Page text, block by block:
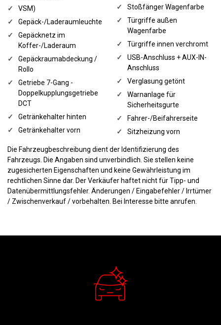
✓
VSM)
✓
Gepäck-/Laderaumleuchte
✓
Gepäcknetz im
Koffer-/Laderaum
✓
Gepäckraumabdeckung /
Rollo
✓
Getriebe 7-Gang -
Doppelkupplungsgetriebe
DCT
✓
Getränkehalter hinten
✓
Getränkehalter vorn
✓
Stoßfänger Wagenfarbe
✓
Türgriffe außen
Wagenfarbe
✓
Türgriffe innen verchromt
✓
USB-Anschluss + AUX-IN-
Anschluss
✓
Verglasung getönt
✓
Warnanlage für
Sicherheitsgurte
✓
Fahrer-/Beifahrerseite
✓
Sitzheizung vorn
Die Fahrzeugbeschreibung dient der Identifizierung des
Fahrzeugs. Die Angaben sind unverbindlich. Sie stellen keine
zugesicherten Eigenschaften und keine Gewährleistung im
rechtlichen Sinne dar. Der Verkäufer haftet nicht für Tipp- und
Datenübermittlungsfehler. Änderungen / Eingabefehler / Irrtümer
/ Zwischenverkauf / vorbehalten. Bei Interesse bitte anrufen.